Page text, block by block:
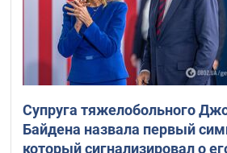
Супруга тяжелобольного
Байдена назвала первый
который сигнализировал о